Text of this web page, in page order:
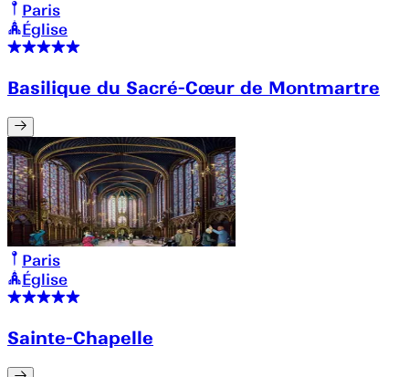
Paris
Église
Basilique du Sacré-Cœur de Montmartre
Paris
Église
Sainte-Chapelle